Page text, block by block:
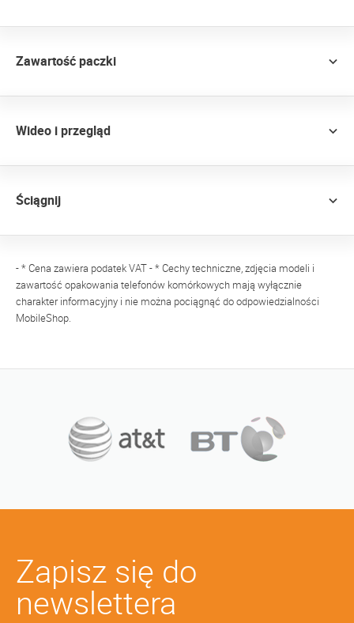
Zawartość paczki
Wideo i przegląd
Ściągnij
- * Cena zawiera podatek VAT - * Cechy techniczne, zdjęcia modeli i
zawartość opakowania telefonów komórkowych mają wyłącznie
charakter informacyjny i nie można pociągnąć do odpowiedzialności
MobileShop.
Zapisz się do
newslettera